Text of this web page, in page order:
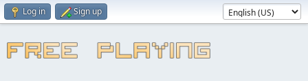
Log in Sign up